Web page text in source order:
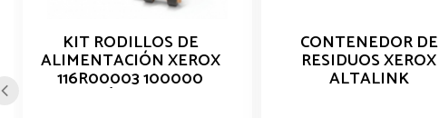
KIT RODILLOS DE
ALIMENTACIÓN XEROX
116R00003 100000
PÁGINAS
CONTENEDOR DE
RESIDUOS XEROX
ALTALINK